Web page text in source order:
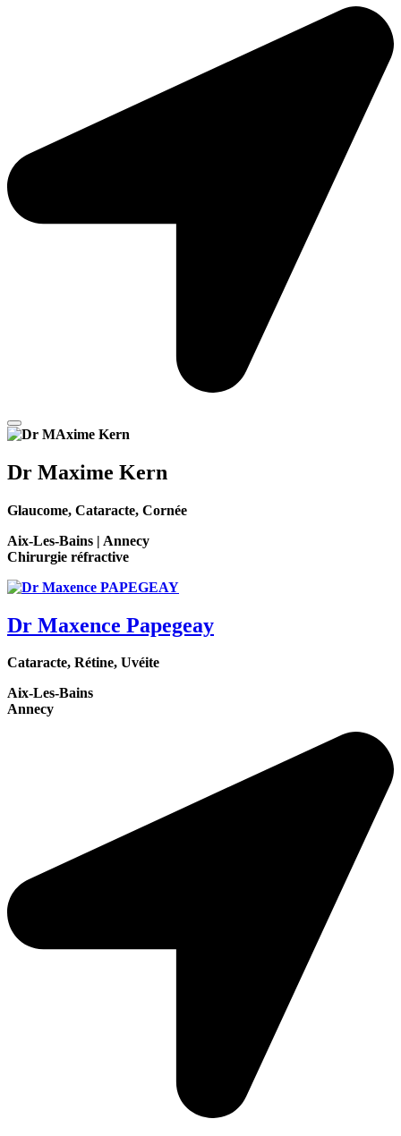
Dr Maxime Kern
Glaucome, Cataracte, Cornée
Aix-Les-Bains | Annecy
Chirurgie réfractive
Dr Maxence Papegeay
Cataracte, Rétine, Uvéite
Aix-Les-Bains
Annecy